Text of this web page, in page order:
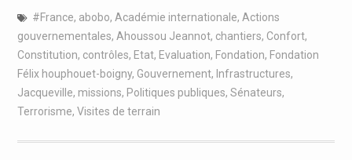
#France, abobo, Académie internationale, Actions
gouvernementales, Ahoussou Jeannot, chantiers, Confort,
Constitution, contrôles, Etat, Evaluation, Fondation, Fondation
Félix houphouet-boigny, Gouvernement, Infrastructures,
Jacqueville, missions, Politiques publiques, Sénateurs,
Terrorisme, Visites de terrain